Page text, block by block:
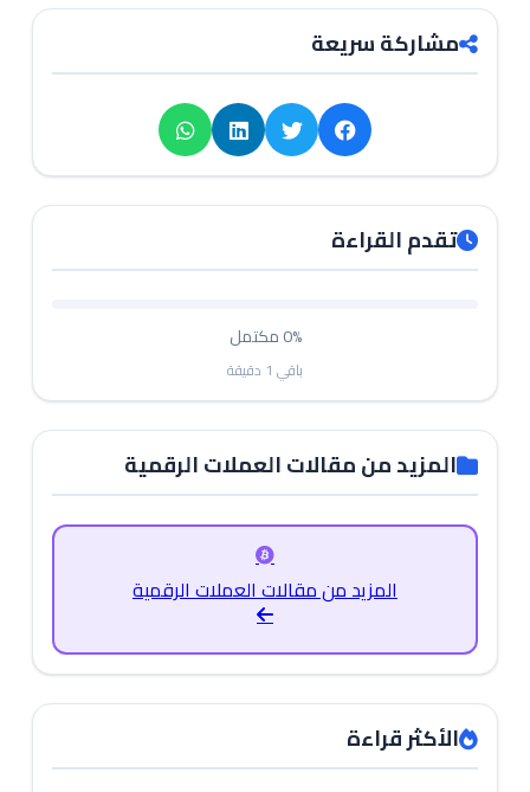
مشاركة سريعة
تقدم القراءة
0%مكتمل
باقي 1 دقيقة
المزيد من مقالات العملات الرقمية
المزيد من مقالات العملات الرقمية
الأكثر قراءة